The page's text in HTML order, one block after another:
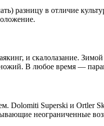
разницу в отличие
и скалолазание.
В любое время —
Dolomiti Superski и
неограниченные